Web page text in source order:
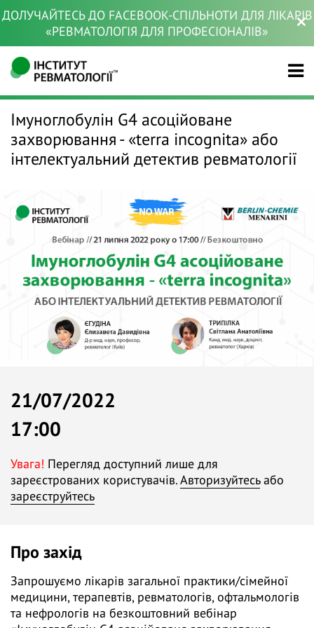
ДОЛУЧАЙТЕСЬ ДО FACEBOOK-СПІЛЬНОТИ ДЛЯ ЛІКАРІВ
«РЕВМАТОЛОГІЯ ДЛЯ ПРОФЕСІОНАЛІВ»
Імуноглобулін G4 асоційоване
захворювання - «terra incognita» або
інтелектуальний детектив ревматології
21/07/2022
17:00
Увага! Перегляд доступний лише для
зареєстрованих користувачів.Авторизуйтесьабо
зареєструйтесь
Про захід
Запрошуємо лікарів загальної практики/сімейної
медицини, терапевтів, ревматологів, офтальмологів
та нефрологів на безкоштовний вебінар